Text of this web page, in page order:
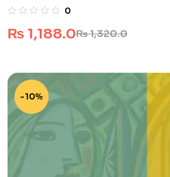
0
₨1,320.0
₨ 1,188.0
-10%